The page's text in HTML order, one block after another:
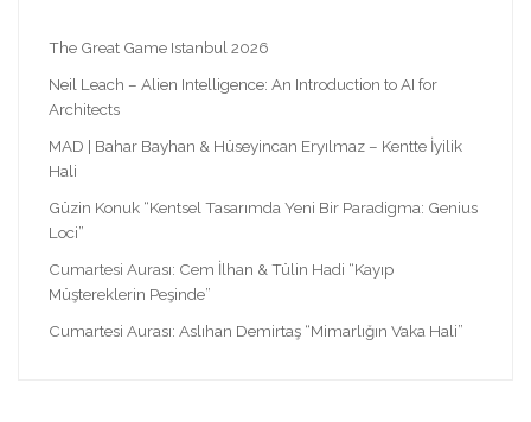
The Great Game Istanbul 2026
Neil Leach – Alien Intelligence: An Introduction to AI for
Architects
MAD | Bahar Bayhan & Hüseyincan Eryılmaz – Kentte İyilik
Hali
Güzin Konuk “Kentsel Tasarımda Yeni Bir Paradigma: Genius
Loci”
Cumartesi Aurası: Cem İlhan & Tülin Hadi “Kayıp
Müştereklerin Peşinde”
Cumartesi Aurası: Aslıhan Demirtaş “Mimarlığın Vaka Hali”